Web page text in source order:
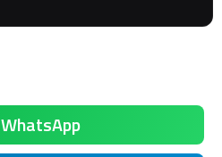
WhatsApp